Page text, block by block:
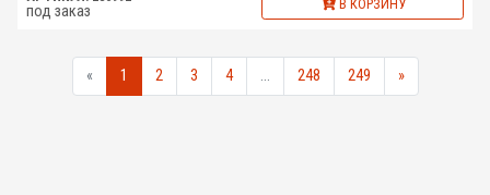
под заказ В КОРЗИНУ
« 1 2 3 4 ... 248 249 »